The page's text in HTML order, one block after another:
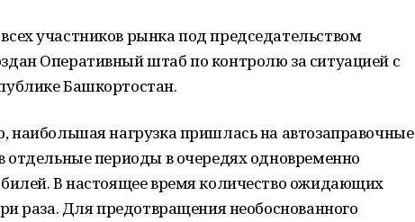
участников рынка под председательством
Оперативный штаб по контролю за ситуацией с
Башкортостан.
наибольшая нагрузка пришлась на автозаправочные
отдельные периоды в очередях одновременно
В настоящее время количество ожидающих
раза. Для предотвращения необоснованного